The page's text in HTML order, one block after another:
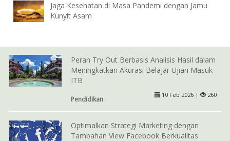
Jaga Kesehatan di Masa Pandemi dengan Jamu
Kunyit Asam
Peran Try Out Berbasis Analisis Hasil dalam
Meningkatkan Akurasi Belajar Ujian Masuk
ITB
Pendidikan
10 Feb 2026 | 260
Optimalkan Strategi Marketing dengan
Tambahan View Facebook Berkualitas